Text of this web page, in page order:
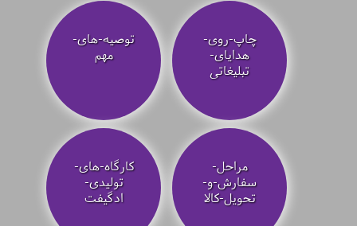
چاپ-روی-
هدایای-
تبلیغاتی
توصیه‌-های-
مهم
مراحل-
سفارش-و-
تحویل-کالا
کارگاه-های-
تولیدی-
ادگیفت